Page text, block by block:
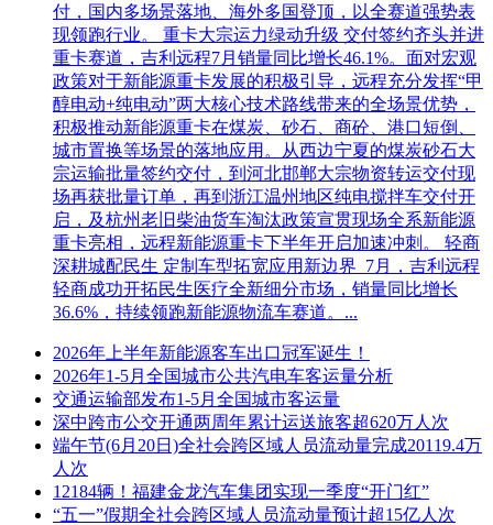
供应商名称
投标报价
(元）
评分
资格性
审查结
果
符合性
审查结
果
宇通客车股份有限公司 21426900.0096.85合格
合格
湖南星通汽车制造有限
公司
21344400.0090.58合格 合格
武汉衡鑫汇营汽车销售
服务有限公司
21443400.0077.41合格
合格
湖南迎君贸易有限公司 21384000.0072.95合格
合格
湖南莱喆商贸有限公司 21219000.0068.83合格 合格
标段三：
供应商名称
投标报价
(元）
资格性
果
湖南星通汽车制造有限
公司
1696000.0093.99
宇通客车股份有限公司 1699000.0078.9 合格
合格
武汉衡鑫汇营汽车销售
服务有限公司
湖南莱喆商贸有限公司 1695000.0064.99合格 合格
付，国内多场景落地、海外多国登顶，以全赛道强势表
现领跑行业。 重卡大宗运力绿动升级 交付签约齐头并进
重卡赛道，吉利远程7月销量同比增长46.1%。面对宏观
政策对于新能源重卡发展的积极引导，远程充分发挥“甲
醇电动+纯电动”两大核心技术路线带来的全场景优势，
积极推动新能源重卡在煤炭、砂石、商砼、港口短倒、
城市置换等场景的落地应用。从西边宁夏的煤炭砂石大
宗运输批量签约交付，到河北邯郸大宗物资转运交付现
场再获批量订单，再到浙江温州地区纯电搅拌车交付开
启，及杭州老旧柴油货车淘汰政策宣贯现场全系新能源
重卡亮相，远程新能源重卡下半年开启加速冲刺。 轻商
深耕城配民生 定制车型拓宽应用新边界 7月，吉利远程
轻商成功开拓民生医疗全新细分市场，销量同比增长
36.6%，持续领跑新能源物流车赛道。...
2026年上半年新能源客车出口冠军诞生！
2026年1-5月全国城市公共汽电车客运量分析
交通运输部发布1-5月全国城市客运量
深中跨市公交开通两周年累计运送旅客超620万人次
端午节(6月20日)全社会跨区域人员流动量完成20119.4万
人次
12184辆！福建金龙汽车集团实现一季度“开门红”
“五一”假期全社会跨区域人员流动量预计超15亿人次